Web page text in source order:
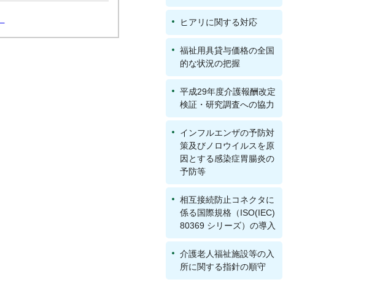
ヒアリに関する対応
福祉用具貸与価格の全国
的な状況の把握
平成29年度介護報酬改定
検証・研究調査への協力
インフルエンザの予防対
策及びノロウイルスを原
因とする感染症胃腸炎の
予防等
相互接続防止コネクタに
係る国際規格（ISO(IEC)
80369 シリーズ）の導入
介護老人福祉施設等の入
所に関する指針の順守